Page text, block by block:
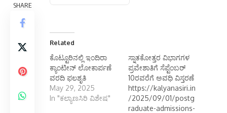
SHARE
Related
ಕೊಟ್ಟೂರಿನಲ್ಲಿ ಇಂದಿರಾ
ಕ್ಯಾಂಟೀನ್ ಲೋಕಾರ್ಪಣೆ
ವರದಿ ಫಲಶೃತಿ
May 29, 2025
In "ಕಲ್ಯಾಣಸಿರಿ ವಿಶೇಷ"
ಸ್ನಾತಕೋತ್ತರ ವಿಭಾಗಗಳ
ಪ್ರವೇಶಾತಿಗೆ ಸೆಪ್ಟೆಂಬರ್
10ರವರೆಗೆ ಅವಧಿ ವಿಸ್ತರಣೆ
https://kalyanasiri.in
/2025/09/01/postg
raduate-admissions-